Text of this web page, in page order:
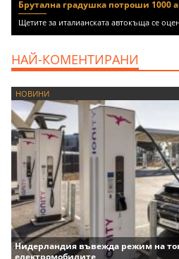
Брутална градушка потроши 1000
Щетите за италианската автокъща се
НАЙ-КОМЕНТИРАНИ
НОВИНИ
Нидерландия въвежда режим на
електромобилите